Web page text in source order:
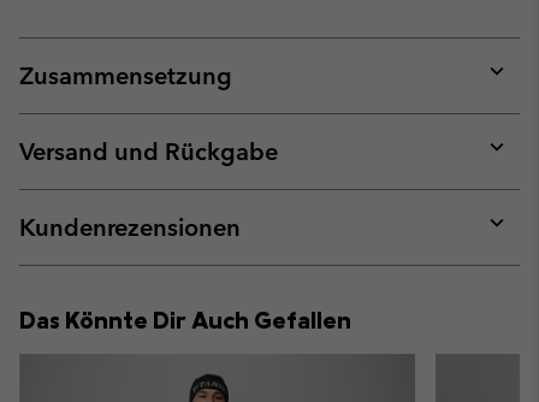
Zusammensetzung
or
Versand und Rückgabe
or
Kundenrezensionen
or
Das Könnte Dir Auch Gefallen